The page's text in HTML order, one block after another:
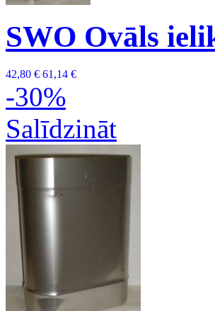
SWO Ovāls
42,80 € 61,14 €
-30%
Salīdzināt